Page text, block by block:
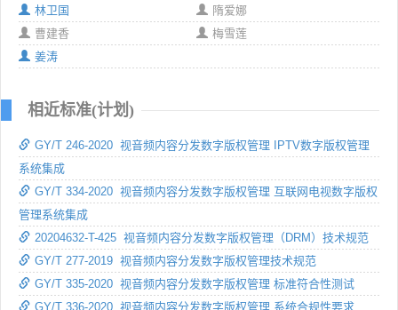
林卫国
隋爱娜
曹建香
梅雪莲
姜涛
相近标准(计划)
GY/T 246-2020 视音频内容分发数字版权管理 IPTV数字版权管理
系统集成
GY/T 334-2020 视音频内容分发数字版权管理 互联网电视数字版权
管理系统集成
20204632-T-425 视音频内容分发数字版权管理（DRM）技术规范
GY/T 277-2019 视音频内容分发数字版权管理技术规范
GY/T 335-2020 视音频内容分发数字版权管理 标准符合性测试
GY/T 336-2020 视音频内容分发数字版权管理 系统合规性要求